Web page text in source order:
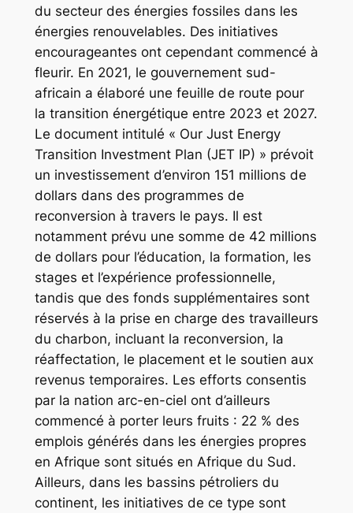
du secteur des énergies fossiles dans les
énergies renouvelables. Des initiatives
encourageantes ont cependant commencé à
fleurir. En 2021, le gouvernement sud-
africain a élaboré une feuille de route pour
la transition énergétique entre 2023 et 2027.
Le document intitulé « Our Just Energy
Transition Investment Plan (JET IP) » prévoit
un investissement d’environ 151 millions de
dollars dans des programmes de
reconversion à travers le pays. Il est
notamment prévu une somme de 42 millions
de dollars pour l’éducation, la formation, les
stages et l’expérience professionnelle,
tandis que des fonds supplémentaires sont
réservés à la prise en charge des travailleurs
du charbon, incluant la reconversion, la
réaffectation, le placement et le soutien aux
revenus temporaires. Les efforts consentis
par la nation arc-en-ciel ont d’ailleurs
commencé à porter leurs fruits : 22 % des
emplois générés dans les énergies propres
en Afrique sont situés en Afrique du Sud.
Ailleurs, dans les bassins pétroliers du
continent, les initiatives de ce type sont